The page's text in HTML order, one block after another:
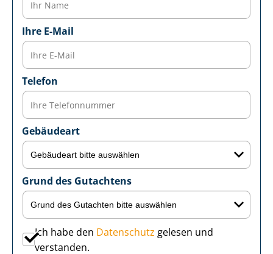
Ihre E-Mail
Telefon
Gebäudeart
Grund des Gutachtens
Ich habe den Datenschutz gelesen und
verstanden.